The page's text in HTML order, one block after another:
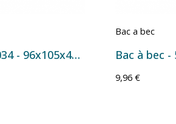
Bac à bec 5110034 - 96x105x45 mm - 0,2 L Jaune
Bac a bec
9,96 €